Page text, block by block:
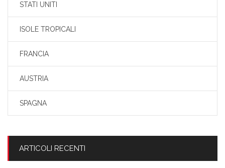
STATI UNITI
ISOLE TROPICALI
FRANCIA
AUSTRIA
SPAGNA
ARTICOLI RECENTI